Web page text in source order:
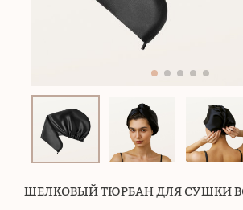
ШЕЛКОВЫЙ ТЮРБАН ДЛЯ СУШКИ